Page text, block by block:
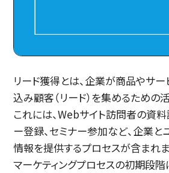
リード獲得とは、企業が商品やサ
込み顧客（リード）を集めるための
これには、Webサイト訪問者の資
ー登録、セミナー参加など、企業と
情報を提供するプロセスが含まれま
マーケティングプロセスの初期段階